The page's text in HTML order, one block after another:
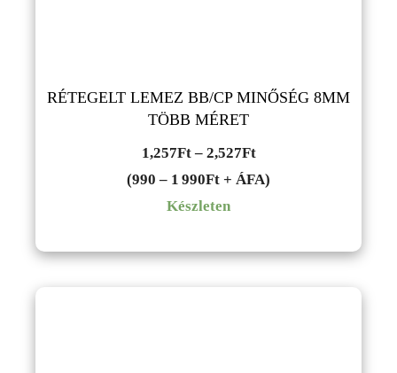
RÉTEGELT LEMEZ BB/CP MINŐSÉG 8MM
TÖBB MÉRET
1,257Ft – 2,527FtÁrtartomány:
1,257Ft
(990 – 1 990Ft + ÁFA)
Készleten